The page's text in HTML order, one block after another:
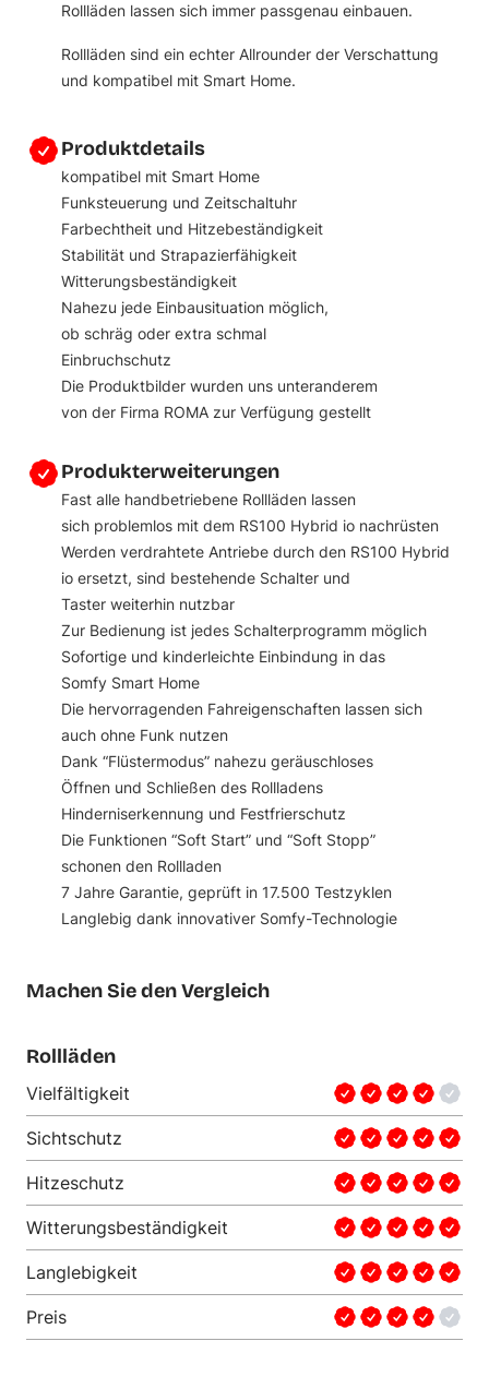
Rollläden lassen sich immer passgenau einbauen.
Rollläden sind ein echter Allrounder der Verschattung
und kompatibel mit Smart Home.
Produktdetails
kompatibel mit Smart Home
Funksteuerung und Zeitschaltuhr
Farbechtheit und Hitzebeständigkeit
Stabilität und Strapazierfähigkeit
Witterungsbeständigkeit
Nahezu jede Einbausituation möglich,
ob schräg oder extra schmal
Einbruchschutz
Die Produktbilder wurden uns unteranderem
von der Firma ROMA zur Verfügung gestellt
Produkterweiterungen
Fast alle handbetriebene Rollläden lassen
sich problemlos mit dem RS100 Hybrid io nachrüsten
Werden verdrahtete Antriebe durch den RS100 Hybrid
io ersetzt, sind bestehende Schalter und
Taster weiterhin nutzbar
Zur Bedienung ist jedes Schalterprogramm möglich
Sofortige und kinderleichte Einbindung in das
Somfy Smart Home
Die hervorragenden Fahreigenschaften lassen sich
auch ohne Funk nutzen
Dank “Flüstermodus” nahezu geräuschloses
Öffnen und Schließen des Rollladens
Hinderniserkennung und Festfrierschutz
Die Funktionen “Soft Start” und “Soft Stopp”
schonen den Rollladen
7 Jahre Garantie, geprüft in 17.500 Testzyklen
Langlebig dank innovativer Somfy-Technologie
Machen Sie den Vergleich
Rollläden
Vielfältigkeit
Sichtschutz
Hitzeschutz
Witterungsbeständigkeit
Langlebigkeit
Preis